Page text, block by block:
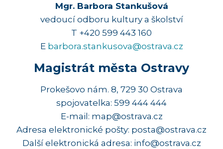
Mgr. Barbora Stankušová
vedoucí odboru kultury a školství
T +420 599 443 160
E barbora.stankusova@ostrava.cz
Magistrát města Ostravy
Prokešovo nám. 8, 729 30 Ostrava
spojovatelka: 599 444 444
E-mail: map@ostrava.cz
Adresa elektronické pošty: posta@ostrava.cz
Další elektronická adresa: info@ostrava.cz